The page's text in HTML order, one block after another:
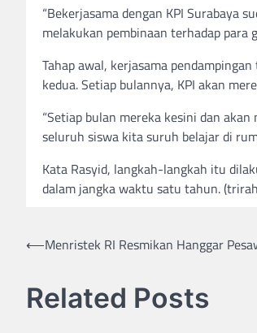
“Bekerjasama dengan KPI Surabaya
melakukan pembinaan terhadap para
Tahap awal, kerjasama
kedua. Setiap bulannya, KPI akan
“Setiap bulan mereka kesini dan
seluruh siswa kita suruh belajar di
Kata Rasyid, langkah-langkah itu
dalam jangka waktu satu tahun.
Post
⟵Menristek RI Resmikan Hanggar
Related Posts